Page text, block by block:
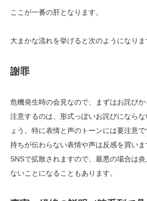
ここが一番の肝となります。
大まかな流れを挙げると次のようになりま
謝罪
危機発生時の会見なので、まずはお詫び
注意するのは、形式っぽいお詫びになら
ょう。特に表情と声のトーンには要注意
持ちが伝わらない表情や声は反感を買い
SNSで拡散されますので、最悪の場合は
ないことになることもあります。